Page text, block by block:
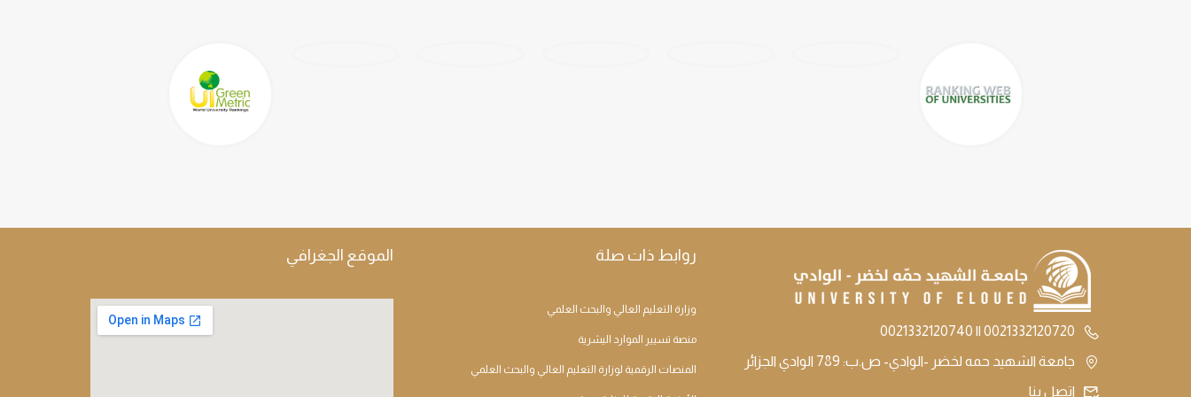
0021332120720 || 0021332120740
جامعة الشهيد حمه لخضر -الوادي- ص.ب: 789 الوادي الجزائر
اتصل بنا
روابط ذات صلة
وزارة التعليم العالي والبحث العلمي
منصة تسيير الموارد اليشرية
المنصات الرقمية لوزارة التعليم العالي والبحث العلمي
الموقع الجغرافي